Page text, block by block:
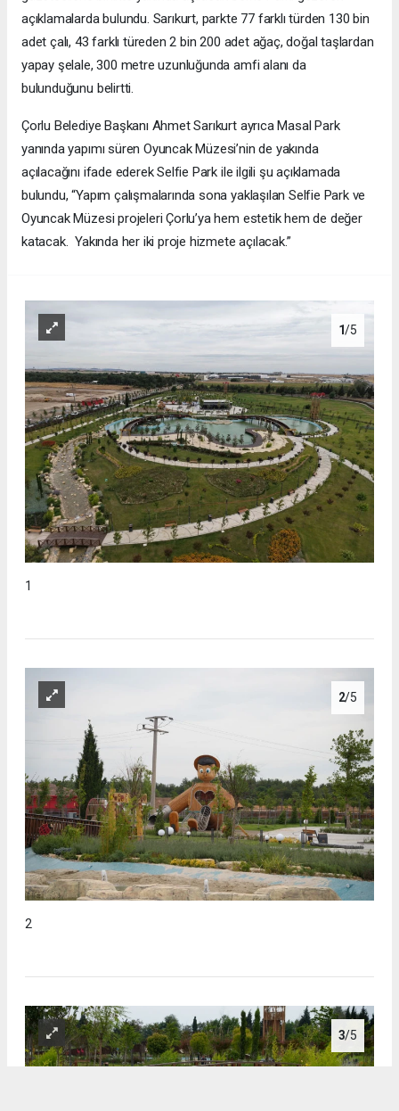
açıklamalarda bulundu. Sarıkurt, parkte 77 farklı türden 130 bin
adet çalı, 43 farklı türeden 2 bin 200 adet ağaç, doğal taşlardan
yapay şelale, 300 metre uzunluğunda amfi alanı da
bulunduğunu belirtti.
Çorlu Belediye Başkanı Ahmet Sarıkurt ayrıca Masal Park
yanında yapımı süren Oyuncak Müzesi’nin de yakında
açılacağını ifade ederek Selfie Park ile ilgili şu açıklamada
bulundu, “Yapım çalışmalarında sona yaklaşılan Selfie Park ve
Oyuncak Müzesi projeleri Çorlu’ya hem estetik hem de değer
katacak. Yakında her iki proje hizmete açılacak.”
1/5
1
2/5
2
3/5